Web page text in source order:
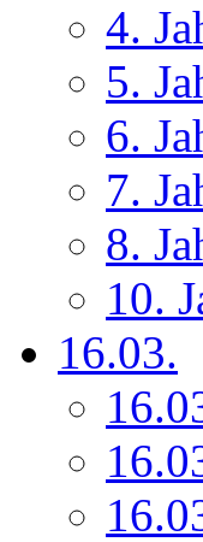
4.
5.
6.
7.
8.
10.
16.03.